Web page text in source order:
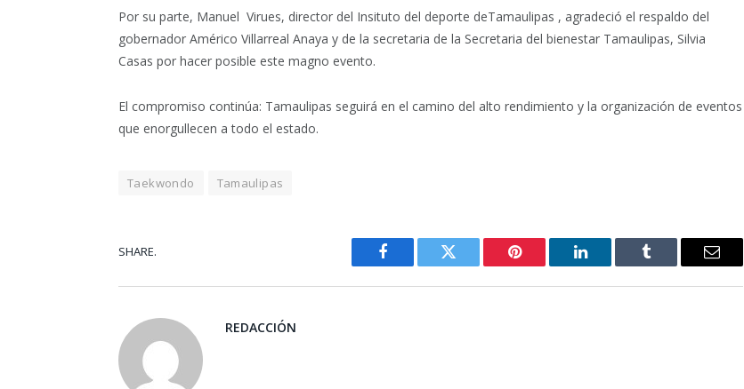
Por su parte, Manuel Virues, director del Insituto del deporte deTamaulipas , agradeció el respaldo del
gobernador Américo Villarreal Anaya y de la secretaria de la Secretaria del bienestar Tamaulipas, Silvia
Casas por hacer posible este magno evento.
El compromiso continúa: Tamaulipas seguirá en el camino del alto rendimiento y la organización de eventos
que enorgullecen a todo el estado.
Taekwondo Tamaulipas
SHARE.
Facebook Twitter Pinterest LinkedIn Tumblr Email
REDACCIÓN